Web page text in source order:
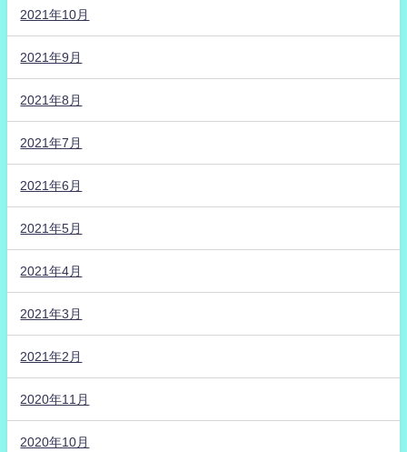
2021年10月
2021年9月
2021年8月
2021年7月
2021年6月
2021年5月
2021年4月
2021年3月
2021年2月
2020年11月
2020年10月